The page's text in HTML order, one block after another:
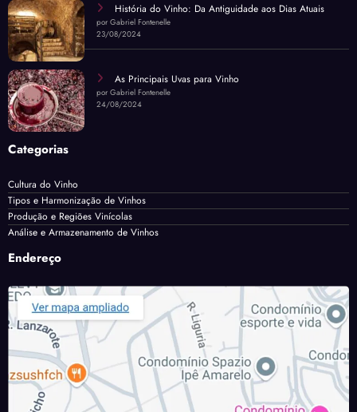
História do Vinho: Da Antiguidade aos Dias Atuais
por Gabriel Fontenelle
23/08/2024
As Principais Uvas para Vinho
por Gabriel Fontenelle
24/08/2024
Categorias
Cultura do Vinho
Tipos e Harmonização de Vinhos
Produção e Regiões Vinícolas
Análise e Armazenamento de Vinhos
Endereço